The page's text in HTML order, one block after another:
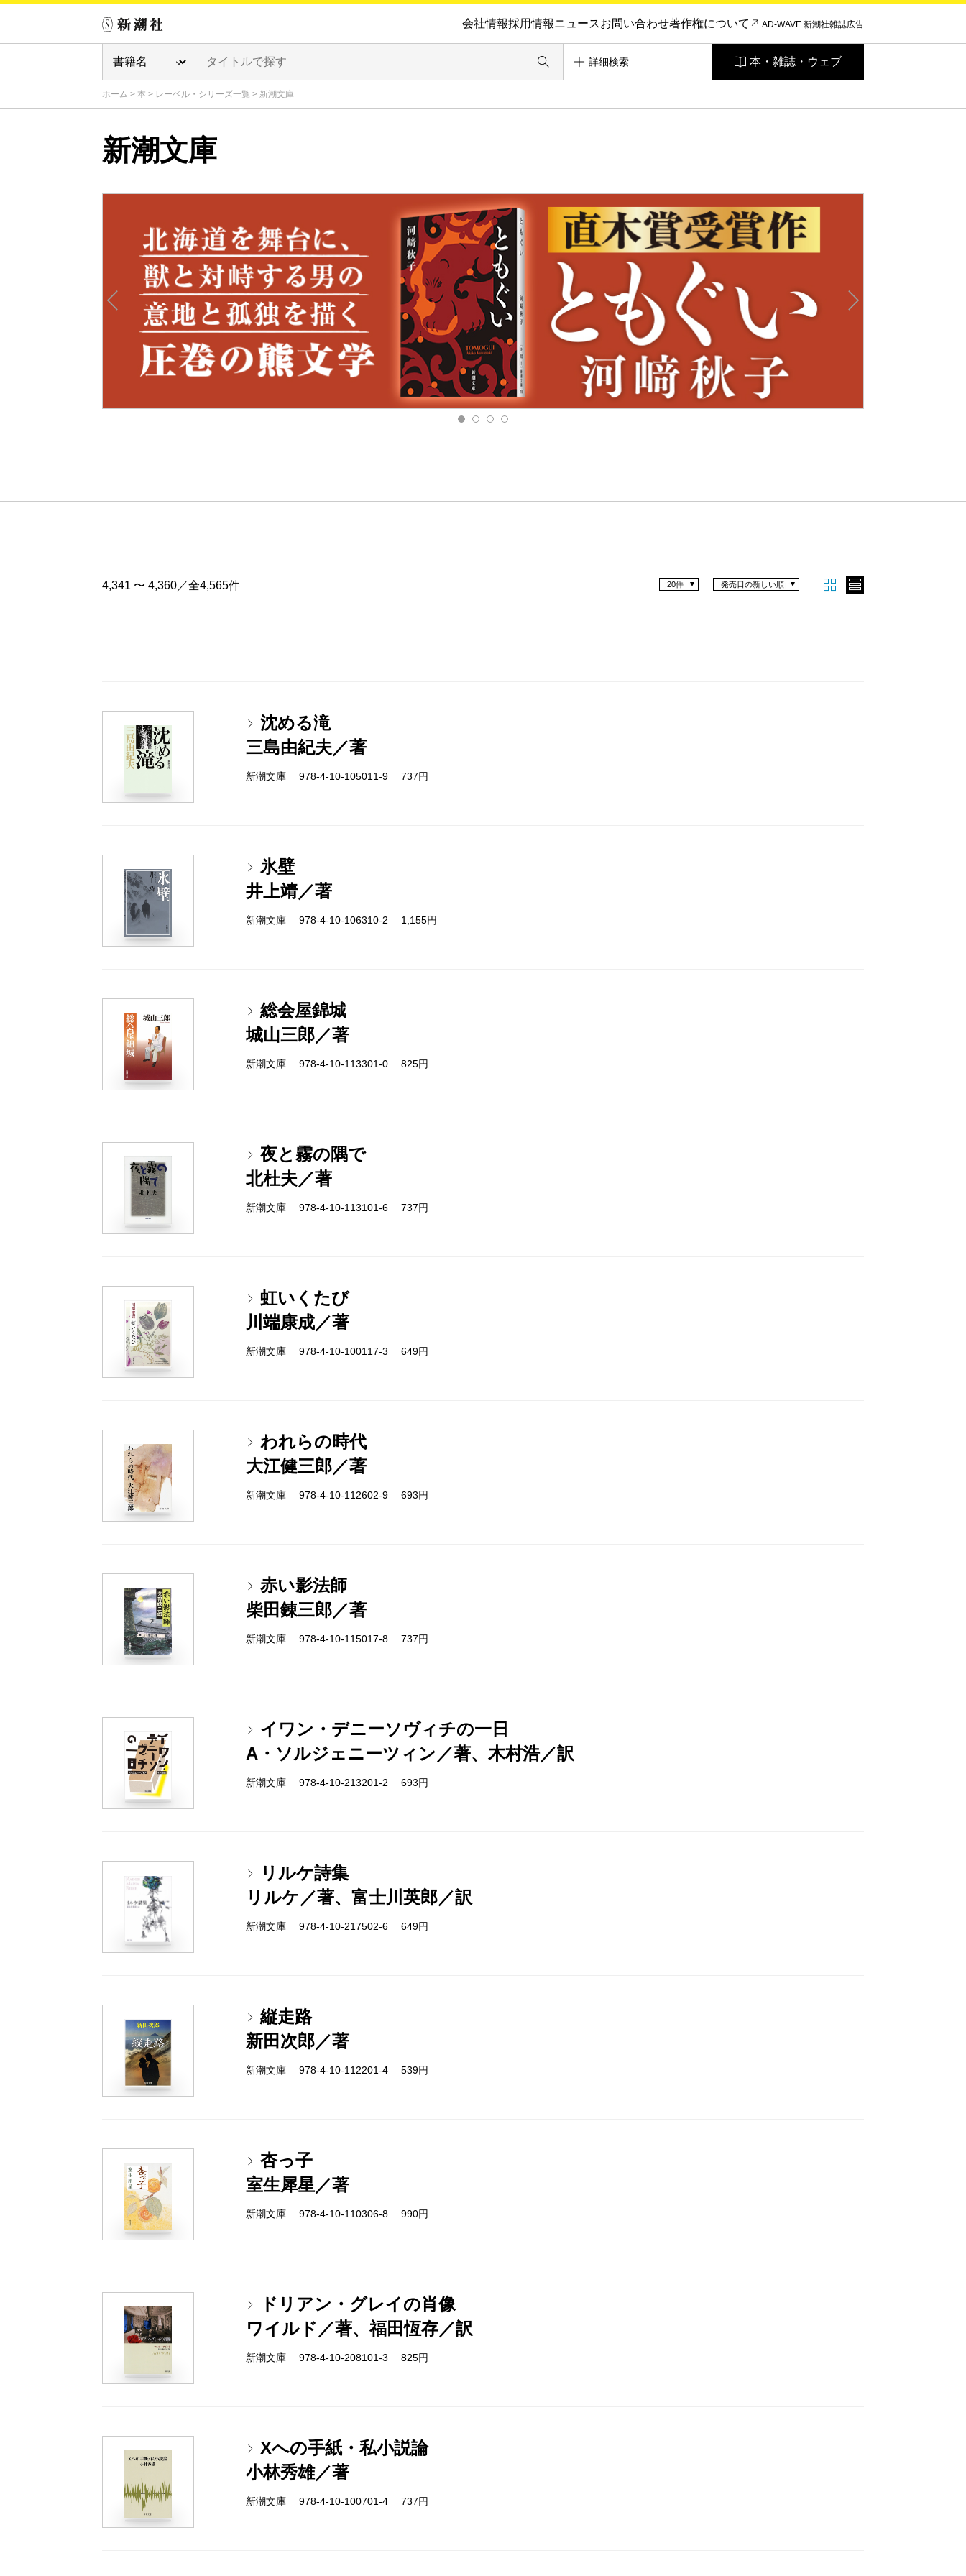
会社情報採用情報ニュースお問い合わせ著作権について AD-WAVE 新潮社雑誌広告
詳細検索 本・雑誌・ウェブ
ホーム > 本 > レーベル・シリーズ一覧 > 新潮文庫
新潮文庫
4,341 〜 4,360／全4,565件 発売日の新しい順
20件
沈める滝
三島由紀夫／著
新潮文庫 978-4-10-105011-9 737円
氷壁
井上靖／著
新潮文庫 978-4-10-106310-2 1,155円
総会屋錦城
城山三郎／著
新潮文庫 978-4-10-113301-0 825円
夜と霧の隅で
北杜夫／著
新潮文庫 978-4-10-113101-6 737円
虹いくたび
川端康成／著
新潮文庫 978-4-10-100117-3 649円
われらの時代
大江健三郎／著
新潮文庫 978-4-10-112602-9 693円
赤い影法師
柴田錬三郎／著
新潮文庫 978-4-10-115017-8 737円
イワン・デニーソヴィチの一日
A・ソルジェニーツィン／著、木村浩／訳
新潮文庫 978-4-10-213201-2 693円
リルケ詩集
リルケ／著、富士川英郎／訳
新潮文庫 978-4-10-217502-6 649円
縦走路
新田次郎／著
新潮文庫 978-4-10-112201-4 539円
杏っ子
室生犀星／著
新潮文庫 978-4-10-110306-8 990円
ドリアン・グレイの肖像
ワイルド／著、福田恆存／訳
新潮文庫 978-4-10-208101-3 825円
Xへの手紙・私小説論
小林秀雄／著
新潮文庫 978-4-10-100701-4 737円